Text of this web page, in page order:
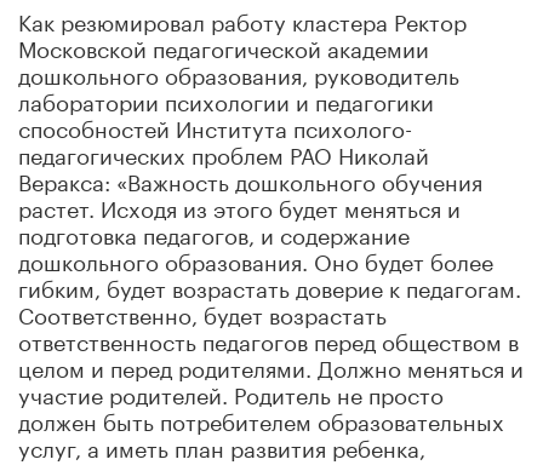
Как резюмировал работу кластера Ректор
Московской педагогической академии
дошкольного образования, руководитель
лаборатории психологии и педагогики
способностей Института психолого-
педагогических проблем РАО Николай
Веракса: «Важность дошкольного обучения
растет. Исходя из этого будет меняться и
подготовка педагогов, и содержание
дошкольного образования. Оно будет более
гибким, будет возрастать доверие к педагогам.
Соответственно, будет возрастать
ответственность педагогов перед обществом в
целом и перед родителями. Должно меняться и
участие родителей. Родитель не просто
должен быть потребителем образовательных
услуг, а иметь план развития ребенка,